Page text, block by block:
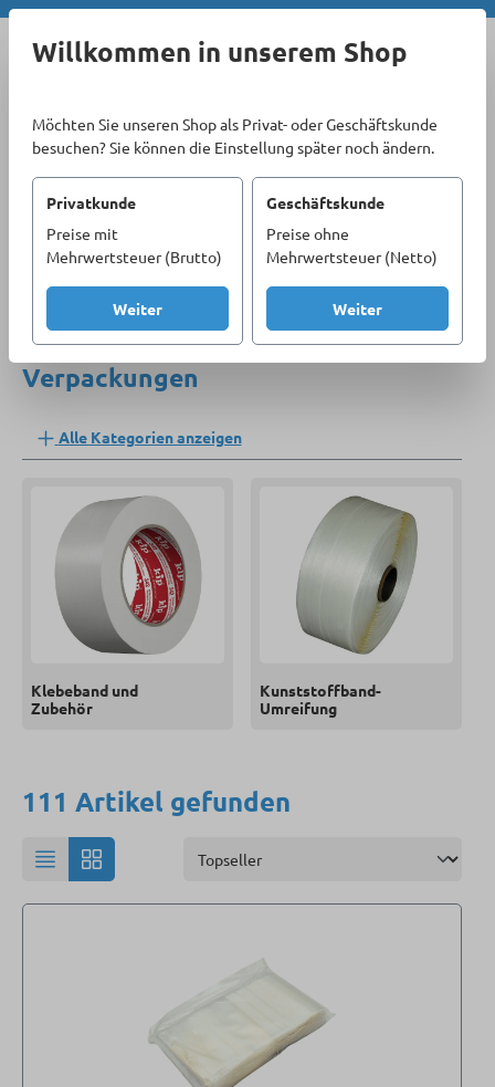
Zum Hauptinhalt springen
Willkommen in unserem Shop
Möchten Sie unseren Shop als Privat- oder Geschäftskunde
besuchen? Sie können die Einstellung später noch ändern.
Privatkunde
Preise mit
Mehrwertsteuer (Brutto)
Weiter
Geschäftskunde
Preise ohne
Mehrwertsteuer (Netto)
Weiter
Sortiment Verpackungen
Produkte filtern
Verpackungen
Alle Kategorien anzeigen
Klebeband und
Zubehör
Kunststoffband-
Umreifung
111 Artikel gefunden